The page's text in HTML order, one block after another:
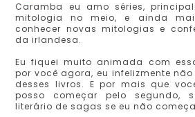
Caramba eu amo séries,
mitologia no meio, e ainda
conhecer novas mitologias e
da irlandesa.
Eu fiquei muito animada com
por você agora, eu infelizmente
desses livros. E por mais que
posso começar pelo segundo,
literário de sagas se eu não